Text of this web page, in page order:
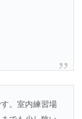
。室内練習場